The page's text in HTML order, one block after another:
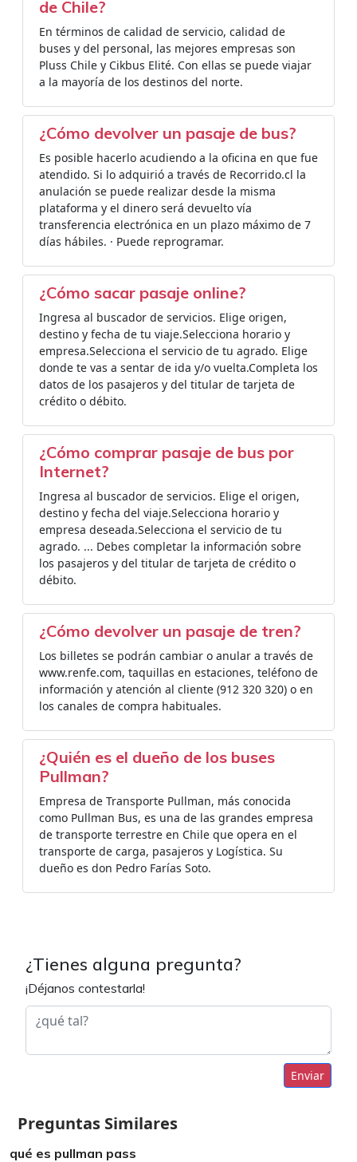
de Chile?
En términos de calidad de servicio, calidad de
buses y del personal, las mejores empresas son
Pluss Chile y Cikbus Elité. Con ellas se puede viajar
a la mayoría de los destinos del norte.
¿Cómo devolver un pasaje de bus?
Es posible hacerlo acudiendo a la oficina en que fue
atendido. Si lo adquirió a través de Recorrido.cl la
anulación se puede realizar desde la misma
plataforma y el dinero será devuelto vía
transferencia electrónica en un plazo máximo de 7
días hábiles. · Puede reprogramar.
¿Cómo sacar pasaje online?
Ingresa al buscador de servicios. Elige origen,
destino y fecha de tu viaje.Selecciona horario y
empresa.Selecciona el servicio de tu agrado. Elige
donde te vas a sentar de ida y/o vuelta.Completa los
datos de los pasajeros y del titular de tarjeta de
crédito o débito.
¿Cómo comprar pasaje de bus por
Internet?
Ingresa al buscador de servicios. Elige el origen,
destino y fecha del viaje.Selecciona horario y
empresa deseada.Selecciona el servicio de tu
agrado. ... Debes completar la información sobre
los pasajeros y del titular de tarjeta de crédito o
débito.
¿Cómo devolver un pasaje de tren?
Los billetes se podrán cambiar o anular a través de
www.renfe.com, taquillas en estaciones, teléfono de
información y atención al cliente (912 320 320) o en
los canales de compra habituales.
¿Quién es el dueño de los buses
Pullman?
Empresa de Transporte Pullman, más conocida
como Pullman Bus, es una de las grandes empresa
de transporte terrestre en Chile que opera en el
transporte de carga, pasajeros y Logística. Su
dueño es don Pedro Farías Soto.
¿Tienes alguna pregunta?
¡Déjanos contestarla!
Enviar
Preguntas Similares
qué es pullman pass